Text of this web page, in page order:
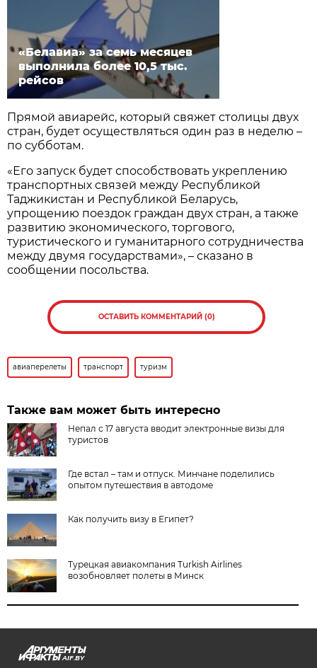
«Белавиа» за семь месяцев
выполнила более 10,5 тыс.
рейсов
Прямой авиарейс, который свяжет столицы двух
стран, будет осуществляться один раз в неделю –
по субботам.
«Его запуск будет способствовать укреплению
транспортных связей между Республикой
Таджикистан и Республикой Беларусь,
упрощению поездок граждан двух стран, а также
развитию экономического, торгового,
туристического и гуманитарного сотрудничества
между двумя государствами», – сказано в
сообщении посольства.
ОСТАВИТЬ КОММЕНТАРИЙ (0)
авиаперелеты транспорт туризм
Также вам может быть интересно
Непал с 17 августа вводит электронные визы для
туристов
Где встал – там и отпуск. Минчане поделились
опытом путешествия в автодоме
Как получить визу в Египет?
Турецкая авиакомпания Turkish Airlines
возобновляет полеты в Минск
AIF.BY